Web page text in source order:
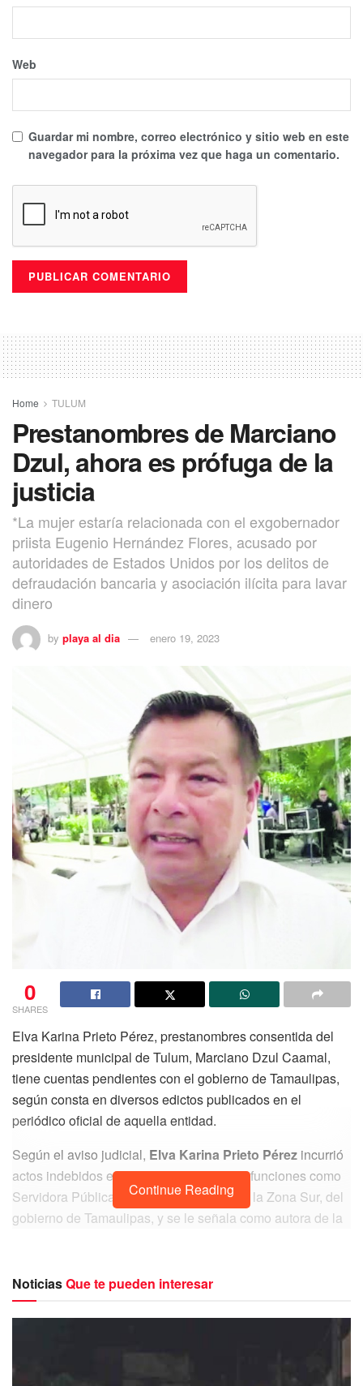
Web
Guardar mi nombre, correo electrónico y sitio web en este
navegador para la próxima vez que haga un comentario.
Home TULUM
Prestanombres de Marciano
Dzul, ahora es prófuga de la
justicia
*La mujer estaría relacionada con el exgobernador
priista Eugenio Hernández Flores, acusado por
autoridades de Estados Unidos por los delitos de
defraudación bancaria y asociación ilícita para lavar
dinero
by playa al dia enero 19, 2023
0
SHARES
Elva Karina Prieto Pérez, prestanombres consentida del
presidente municipal de Tulum, Marciano Dzul Caamal,
tiene cuentas pendientes con el gobierno de Tamaulipas,
según consta en diversos edictos publicados en el
periódico oficial de aquella entidad.
Según el aviso judicial, Elva Karina Prieto Pérez incurrió
actos indebidos en el desempeño de sus funciones como
Servidora Pública del Subsistema C-4 de la Zona Sur, del
gobierno de Tamaulipas, y se le señala como autora de la
Sin embargo, lejos de enfrentar a la justicia huyó y buscó
refugio en Tulum, Quintana Roo, y desde 2011, es la
apoderada plenipotenciaria de las empresas de Marciano
Continue Reading
NoticiasQue te pueden interesar